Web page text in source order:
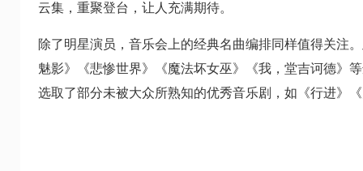
云集，重聚登台，让人充满期待。
除了明星演员，音乐会上的经典名曲编排同样值得关注
魅影》《悲惨世界》《魔法坏女巫》《我，堂吉诃德》
选取了部分未被大众所熟知的优秀音乐剧，如《行进》